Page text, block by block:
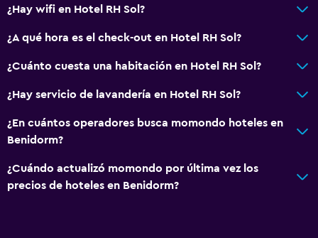
¿Hay wifi en Hotel RH Sol?
¿A qué hora es el check-out en Hotel RH Sol?
¿Cuánto cuesta una habitación en Hotel RH Sol?
¿Hay servicio de lavandería en Hotel RH Sol?
¿En cuántos operadores busca momondo hoteles en
Benidorm?
¿Cuándo actualizó momondo por última vez los
precios de hoteles en Benidorm?